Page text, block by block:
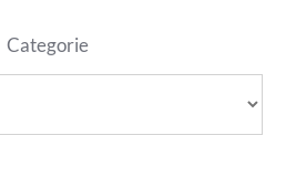
Categorie